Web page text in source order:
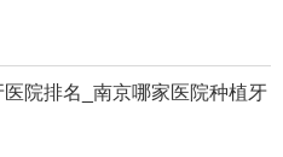
医院排名_南京哪家医院种植牙